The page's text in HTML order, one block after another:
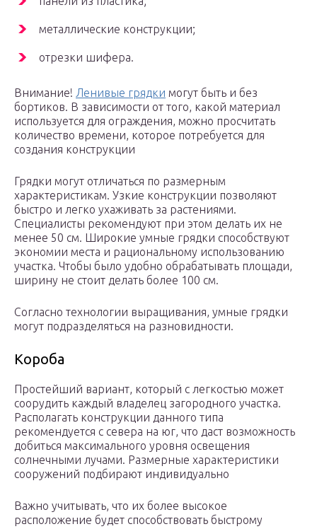
металлические конструкции;
отрезки шифера.
Внимание! Ленивые грядки могут быть и без
бортиков. В зависимости от того, какой материал
используется для ограждения, можно просчитать
количество времени, которое потребуется для
создания конструкции
Грядки могут отличаться по размерным
характеристикам. Узкие конструкции позволяют
быстро и легко ухаживать за растениями.
Специалисты рекомендуют при этом делать их не
менее 50 см. Широкие умные грядки способствуют
экономии места и рациональному использованию
участка. Чтобы было удобно обрабатывать площади,
ширину не стоит делать более 100 см.
Согласно технологии выращивания, умные грядки
могут подразделяться на разновидности.
Короба
Простейший вариант, который с легкостью может
соорудить каждый владелец загородного участка.
Располагать конструкции данного типа
рекомендуется с севера на юг, что даст возможность
добиться максимального уровня освещения
солнечными лучами. Размерные характеристики
сооружений подбирают индивидуально
Важно учитывать, что их более высокое
расположение будет способствовать быстрому